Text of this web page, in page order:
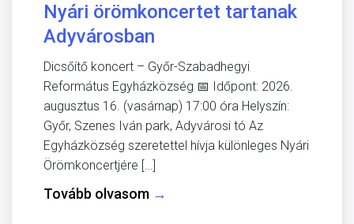
Nyári örömkoncertet tartanak
Adyvárosban
Dicsőítő koncert – Győr-Szabadhegyi
Református Egyházközség 📅 Időpont: 2026.
augusztus 16. (vasárnap) 17:00 óra Helyszín:
Győr, Szenes Iván park, Adyvárosi tó Az
Egyházközség szeretettel hívja különleges Nyári
Örömkoncertjére […]
Tovább olvasom →